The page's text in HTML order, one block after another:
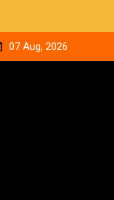
राष्ट्रीय लोक अदालत,
07 Aug, 2026